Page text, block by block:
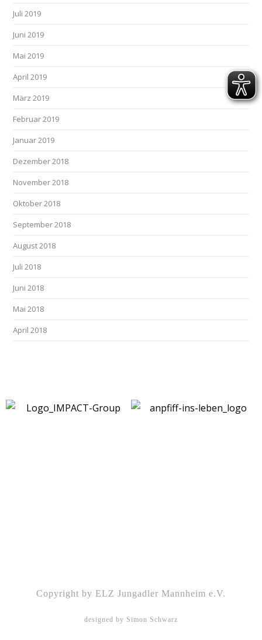
Juli 2019
Juni 2019
Mai 2019
April 2019
März 2019
Februar 2019
Januar 2019
Dezember 2018
November 2018
Oktober 2018
September 2018
August 2018
Juli 2018
Juni 2018
Mai 2018
April 2018
Copyright by ELZ Jungadler Mannheim e.V.
designed by Simon Schwarz